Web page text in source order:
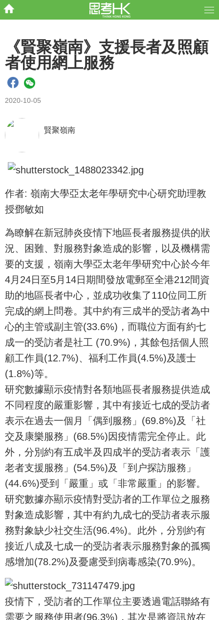
《賢聚嶺南》支援長者及照顧
者使用網上服務
2020-10-05
賢聚嶺南
作者: 嶺南大學亞太老年學研究中心研究助理教
授鄧敏如
為瞭解在新冠肺炎疫情下地區長者服務提供的狀
況、困難、對服務對象造成的影響，以及機構需
要的支援，嶺南大學亞太老年學研究中心於今年
4月24日至5月14日期間發放電郵至全港212間資
助的地區長者中心，並成功收集了110位同工所
完成的網上問卷。其中約有三成半的受訪者為中
心的主管或副主管(33.6%)，而職位方面有約七
成一的受訪者是社工 (70.9%)，其餘包括個人照
顧工作員(12.7%)、福利工作員(4.5%)及護士
(1.8%)等。
研究數據顯示疫情對各類地區長者服務提供造成
不同程度的嚴重影響，其中有接近七成的受訪者
表示在過去一個月「偶到服務」(69.8%)及「社
交及康樂服務」(68.5%)因疫情需完全停止。此
外，分別約有五成半及四成半的受訪者表示「護
老者支援服務」(54.5%)及「到户探訪服務」
(44.6%)受到「嚴重」或「非常嚴重」的影響。
研究數據亦顯示疫情對受訪者的工作單位之服務
對象造成影響，其中有約九成七的受訪者表示服
務對象缺少社交生活(96.4%)。此外，分別約有
接近八成及七成一的受訪者表示服務對象的孤獨
感增加(78.2%)及憂慮受到病毒感染(70.9%)。
疫情下，受訪者的工作單位主要透過電話聯絡有
需要之服務使用者(96.3%)，其次是將資訊放在